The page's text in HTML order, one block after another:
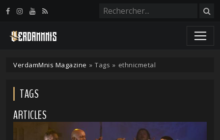
VerdamMnis Magazine » Tags » ethnicmetal
TAGS
ARTICLES
Panneau de gestion des cookies